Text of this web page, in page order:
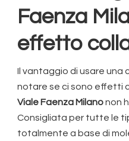
Faenza
effetto
Il vantaggio di usare una
notare se ci sono effetti
Viale Faenza Milanonon
Consigliata per tutte le
totalmente a base di